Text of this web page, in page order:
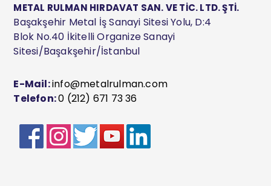
METAL RULMAN HIRDAVAT SAN. VE TİC. LTD. ŞTİ.
Başakşehir Metal İş Sanayi Sitesi Yolu, D:4
Blok No.40 İkitelli Organize Sanayi
Sitesi/Başakşehir/İstanbul
E-Mail:info@metalrulman.com
Telefon:0 (212) 671 73 36